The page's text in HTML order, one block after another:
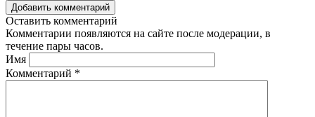
Добавить комментарий
Оставить комментарий
Комментарии появляются на сайте после модерации, в
течение пары часов.
Имя
Комментарий *